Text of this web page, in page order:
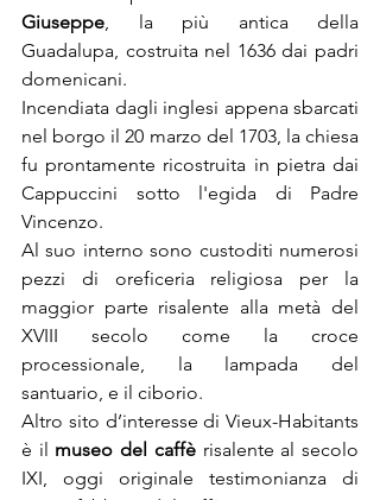
Giuseppe, la più antica della
Guadalupa, costruita nel 1636 dai padri
domenicani.
Incendiata dagli inglesi appena sbarcati
nel borgo il 20 marzo del 1703, la chiesa
fu prontamente ricostruita in pietra dai
Cappuccini sotto l'egida di Padre
Vincenzo.
Al suo interno sono custoditi numerosi
pezzi di oreficeria religiosa per la
maggior parte risalente alla metà del
XVIII secolo come la croce
processionale, la lampada del
santuario, e il ciborio.
Altro sito d’interesse di Vieux-Habitants
è il museo del caffè risalente al secolo
IXI, oggi originale testimonianza di